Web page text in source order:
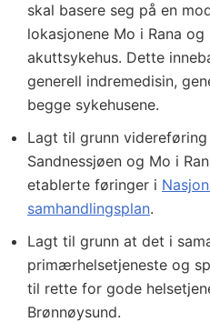
skal basere seg på en
lokasjonene Mo i Rana og
akuttsykehus. Dette
generell indremedisin,
begge sykehusene.
Lagt til grunn
Sandnessjøen og Mo i
etablerte føringer i
samhandlingsplan.
Lagt til grunn at det i
primærhelsetjeneste og
til rette for gode
Brønnøysund.